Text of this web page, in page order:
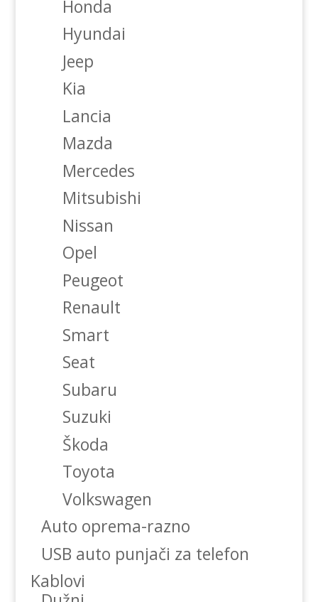
Honda
Hyundai
Jeep
Kia
Lancia
Mazda
Mercedes
Mitsubishi
Nissan
Opel
Peugeot
Renault
Smart
Seat
Subaru
Suzuki
Škoda
Toyota
Volkswagen
Auto oprema-razno
USB auto punjači za telefon
Kablovi